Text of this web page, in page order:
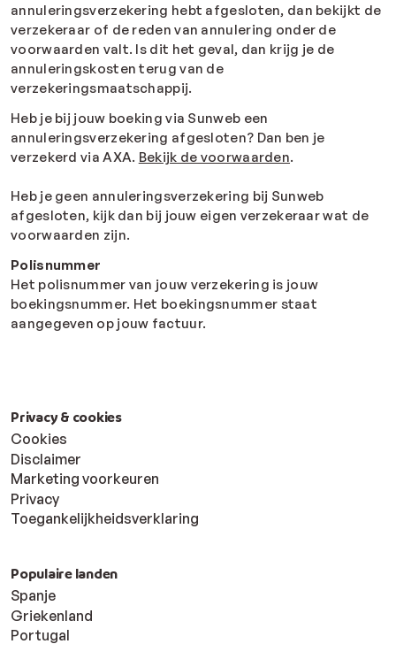
annuleringsverzekering hebt afgesloten, dan bekijkt de
verzekeraar of de reden van annulering onder de
voorwaarden valt. Is dit het geval, dan krijg je de
annuleringskosten terug van de
verzekeringsmaatschappij.
Heb je bij jouw boeking via Sunweb een
annuleringsverzekering afgesloten? Dan ben je
verzekerd via AXA. Bekijk de voorwaarden.
Heb je geen annuleringsverzekering bij Sunweb
afgesloten, kijk dan bij jouw eigen verzekeraar wat de
voorwaarden zijn.
Polisnummer
Het polisnummer van jouw verzekering is jouw
boekingsnummer. Het boekingsnummer staat
aangegeven op jouw factuur.
Privacy & cookies
Cookies
Disclaimer
Marketing voorkeuren
Privacy
Toegankelijkheidsverklaring
Populaire landen
Spanje
Griekenland
Portugal